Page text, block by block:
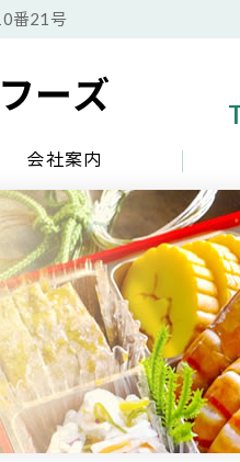
番21号
会社案内